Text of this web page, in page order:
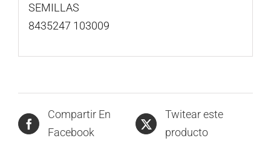
SEMILLAS
8435247 103009
Compartir En
Facebook
Twitear este
producto